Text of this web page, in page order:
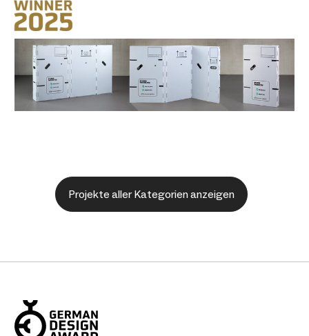
Projekte aller Kategorien anzeigen